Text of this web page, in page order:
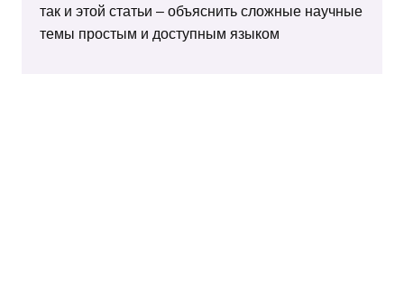
так и этой статьи – объяснить сложные научные
темы простым и доступным языком